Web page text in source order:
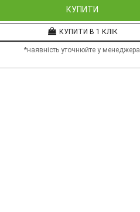
КУПИТИ
КУПИТИ В 1 КЛІК
*наявність уточнюйте у менеджера